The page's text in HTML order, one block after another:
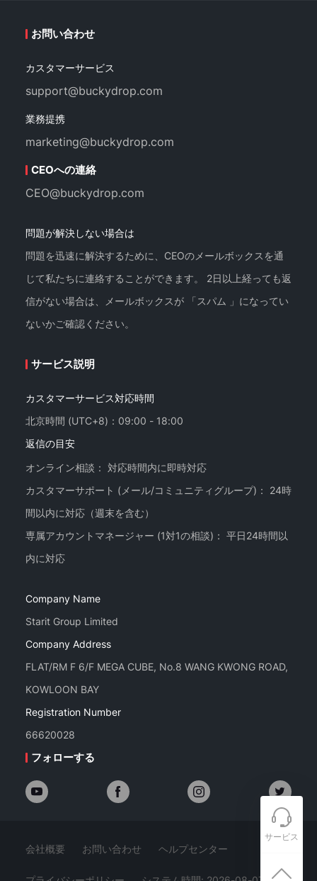
お問い合わせ
カスタマーサービス
support@buckydrop.com
業務提携
marketing@buckydrop.com
CEOへの連絡
CEO@buckydrop.com
問題が解決しない場合は
問題を迅速に解決するために、CEOのメールボックスを通
じて私たちに連絡することができます。 2日以上経っても返
信がない場合は、メールボックスが 「スパム 」になってい
ないかご確認ください。
サービス説明
カスタマーサービス対応時間
北京時間 (UTC+8)：09:00 - 18:00
返信の目安
オンライン相談： 対応時間内に即時対応
カスタマーサポート (メール/コミュニティグループ)： 24時
間以内に対応（週末を含む）
専属アカウントマネージャー (1対1の相談)： 平日24時間以
Company Name
Starit Group Limited
Company Address
FLAT/RM F 6/F MEGA CUBE, No.8 WANG KWONG ROAD,
KOWLOON BAY
Registration Number
66620028
フォローする
会社概要 お問い合わせ ヘルプセンター
サービス